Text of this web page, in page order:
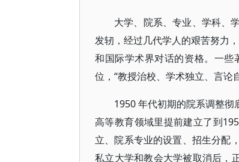
大学、院系、专业、学科、
发轫，经过几代学人的艰苦努力
和国际学术界对话的资格。一
位，“教授治校、学术独立、言论
1950 年代初期的院系调整
高等教育领域里提前建立了到
立、院系专业的设置、招生分配
私立大学和教会大学被取消后，